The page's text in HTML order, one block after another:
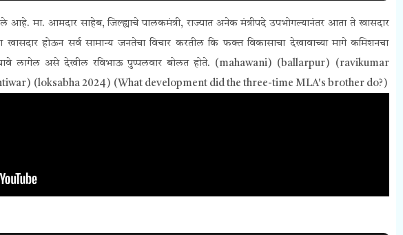
केले आहे.मा. आमदार साहेब, जिल्ह्याचे पालकमंत्री, राज्यात अनेक मंत्रीपदे उपभोगल्यानंतर आता ते खासदार
होऊन सर्व सामान्य जनतेचा विचार करतील कि फक्त विकासाचा देखावाच्या मागे कमिशनचा
लागेल असे देखील रविभाऊ पुप्पलवार बोलत होते. (mahawani) (ballarpur) (ravikumar
(loksabha 2024) ( What development did the three-time MLA's brother do?)